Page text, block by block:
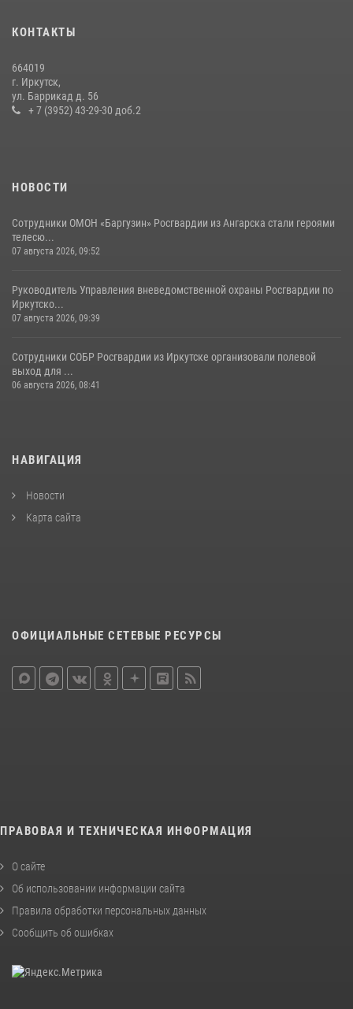
поступления на службу в Росгвардию
Сотрудники СОБР «Байкал» Росгвардии отработали ликвидацию
условных диверсионных групп в различных условиях местности
КОНТАКТЫ
664019
г. Иркутск,
ул. Баррикад д. 56
+ 7 (3952) 43-29-30 доб.2
НОВОСТИ
Сотрудники ОМОН «Баргузин» Росгвардии из Ангарска стали героями
телесю...
07 августа 2026, 09:52
Руководитель Управления вневедомственной охраны Росгвардии по
Иркутско...
07 августа 2026, 09:39
Сотрудники СОБР Росгвардии из Иркутске организовали полевой
выход для ...
06 августа 2026, 08:41
НАВИГАЦИЯ
Новости
Карта сайта
ОФИЦИАЛЬНЫЕ СЕТЕВЫЕ РЕСУРСЫ
ПРАВОВАЯ И ТЕХНИЧЕСКАЯ ИНФОРМАЦИЯ
О сайте
Об использовании информации сайта
Правила обработки персональных данных
Сообщить об ошибках